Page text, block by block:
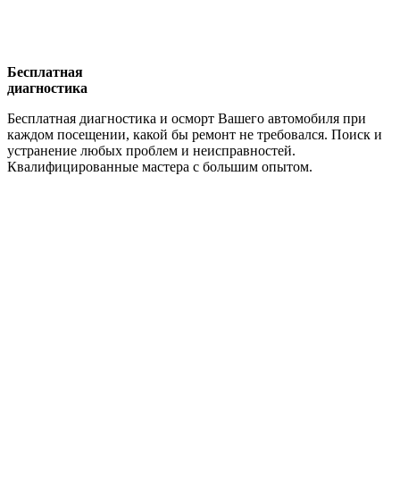
Бесплатная
диагностика
Бесплатная диагностика и осморт Вашего автомобиля при
каждом посещении, какой бы ремонт не требовался. Поиск и
устранение любых проблем и неисправностей.
Квалифицированные мастера с большим опытом.